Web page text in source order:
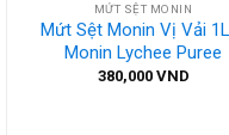
MỨT SỆT MONIN
Mứt Sệt Monin Vị Vải
Monin Lychee Puree
380,000 VND